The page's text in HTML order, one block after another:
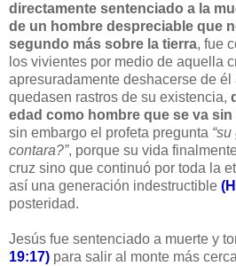
directamente sentenciado a la
de un hombre despreciable que
segundo más sobre la tierra, fue
los vivientes por medio de aquella
apresuradamente deshacerse de él
quedasen rastros de su existencia,
edad como hombre que se va
sin embargo el profeta pregunta
contara?”, porque su vida
cruz sino que continuó por toda la
así una generación indestructible
posteridad.
Jesús fue sentenciado a muerte y
19:17) para salir al monte más